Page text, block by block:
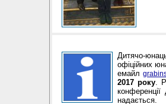
Дитячо-
офіційних
емайл
2017 року.
надається.